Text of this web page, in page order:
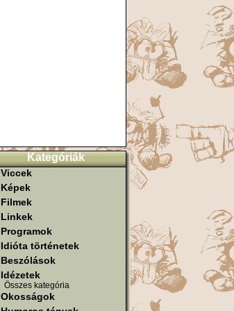
Kategóriák
Viccek
Képek
Filmek
Linkek
Programok
Idióta történetek
Beszólások
Idézetek
Összes kategória
Okosságok